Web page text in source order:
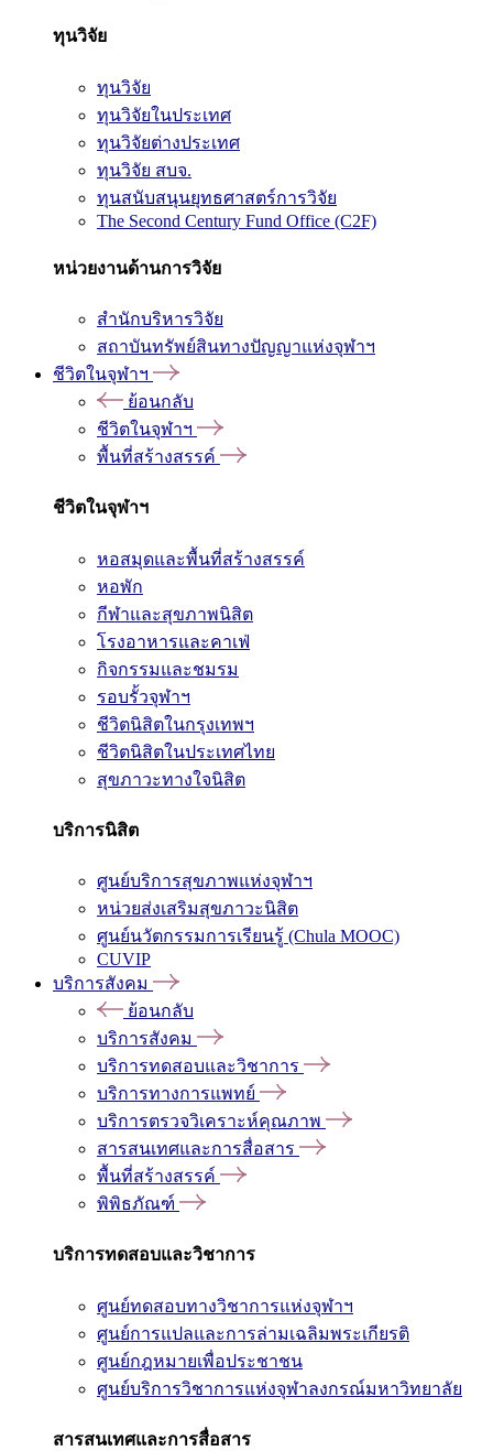
ทุนวิจัย
ทุนวิจัย
ทุนวิจัยในประเทศ
ทุนวิจัยต่างประเทศ
ทุนวิจัย สบจ.
ทุนสนับสนุนยุทธศาสตร์การวิจัย
The Second Century Fund Office (C2F)
หน่วยงานด้านการวิจัย
สำนักบริหารวิจัย
สถาบันทรัพย์สินทางปัญญาแห่งจุฬาฯ
ชีวิตในจุฬาฯ
ย้อนกลับ
ชีวิตในจุฬาฯ
พื้นที่สร้างสรรค์
ชีวิตในจุฬาฯ
หอสมุดและพื้นที่สร้างสรรค์
หอพัก
กีฬาและสุขภาพนิสิต
โรงอาหารและคาเฟ่
กิจกรรมและชมรม
รอบรั้วจุฬาฯ
ชีวิตนิสิตในกรุงเทพฯ
ชีวิตนิสิตในประเทศไทย
สุขภาวะทางใจนิสิต
บริการนิสิต
ศูนย์บริการสุขภาพแห่งจุฬาฯ
หน่วยส่งเสริมสุขภาวะนิสิต
ศูนย์นวัตกรรมการเรียนรู้ (Chula MOOC)
CUVIP
บริการสังคม
ย้อนกลับ
บริการสังคม
บริการทดสอบและวิชาการ
บริการทางการแพทย์
บริการตรวจวิเคราะห์คุณภาพ
สารสนเทศและการสื่อสาร
พื้นที่สร้างสรรค์
พิพิธภัณฑ์
บริการทดสอบและวิชาการ
ศูนย์ทดสอบทางวิชาการแห่งจุฬาฯ
ศูนย์การแปลและการล่ามเฉลิมพระเกียรติ
ศูนย์กฎหมายเพื่อประชาชน
ศูนย์บริการวิชาการแห่งจุฬาลงกรณ์มหาวิทยาลัย
สารสนเทศและการสื่อสาร